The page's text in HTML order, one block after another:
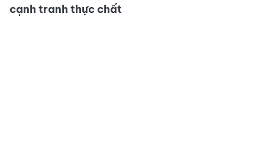
cạnh tranh thực chất